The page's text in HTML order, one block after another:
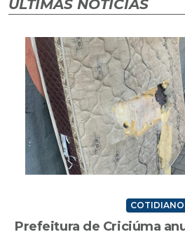
DEIXE AQUI SEU PALPITE PARA
ÚLTIMAS NOTÍCIAS